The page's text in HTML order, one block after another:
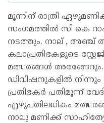
മൂന്നിന് രാത്രി
സംഗമത്തിൽ സി കെ
നടത്തും. നാല് , അഞ്ച്
കലാപ്രതിഭകളുടെ
മത്സരങ്ങൾ അരങ്ങേറും.
ഡിവിഷനുകളിൽ നിന്നും
പ്രതിഭകർ പതിമൂന്ന്
എഴുപതിലധികം
നാലു മണിക്ക്